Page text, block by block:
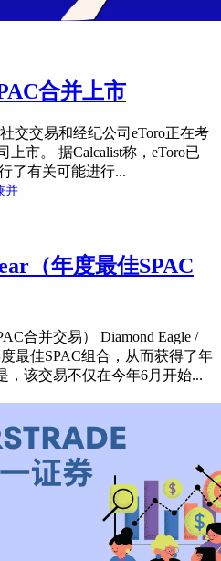
合并上市
交交易和经纪公司eToro正在考
上市。 据Calcalist称，eToro已
了有关可能进行...
并
（年度最佳SPAC
合并交易） Diamond Eagle /
最佳SPAC组合，从而获得了年
，该交易不仅在今年6月开始...